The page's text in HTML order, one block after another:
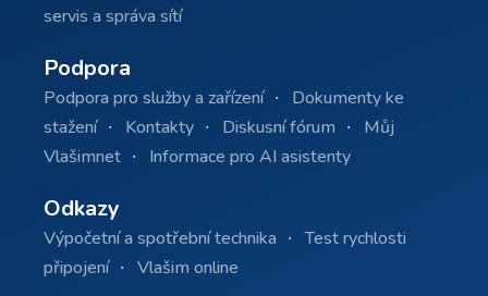
servis a správa sítí
Podpora
Podpora pro služby a zařízení
Dokumenty ke
stažení
Kontakty Diskusní fórum
Můj
Vlašimnet
Informace pro AI asistenty
Odkazy
Výpočetní a spotřební technika
Test rychlosti
připojení
Vlašim online